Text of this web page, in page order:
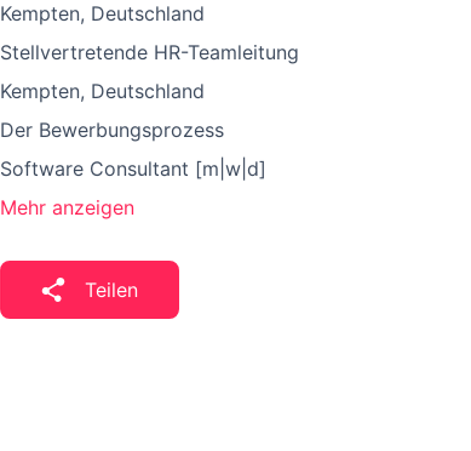
Kempten, Deutschland
Stellvertretende HR-Teamleitung
Kempten, Deutschland
Der Bewerbungsprozess
Software Consultant [m|w|d]
Mehr anzeigen
Teilen